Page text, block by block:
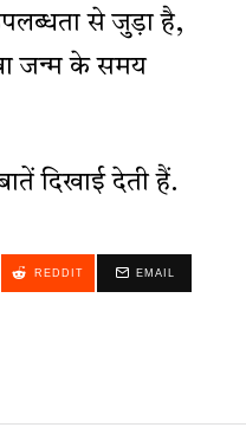
से जुड़ा है,
जन्म के समय
दिखाई देती हैं.
REDDIT EMAIL